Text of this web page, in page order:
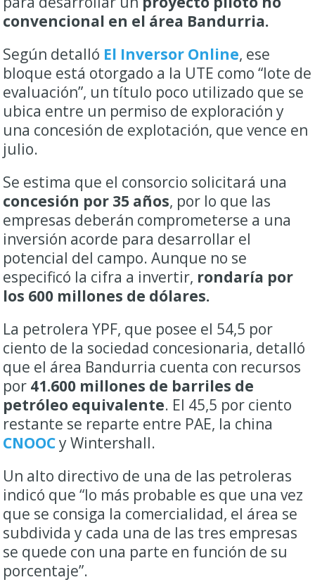
convencional en el área Bandurria.
Según detalló El Inversor Online, ese
bloque está otorgado a la UTE como “lote de
evaluación”, un título poco utilizado que se
ubica entre un permiso de exploración y
una concesión de explotación, que vence en
julio.
Se estima que el consorcio solicitará una
concesión por 35 años, por lo que las
empresas deberán comprometerse a una
inversión acorde para desarrollar el
potencial del campo. Aunque no se
especificó la cifra a invertir, rondaría por
los 600 millones de dólares.
La petrolera YPF, que posee el 54,5 por
ciento de la sociedad concesionaria, detalló
que el área Bandurria cuenta con recursos
por 41.600 millones de barriles de
petróleo equivalente. El 45,5 por ciento
restante se reparte entre PAE, la china
CNOOCy Wintershall.
Un alto directivo de una de las petroleras
indicó que “lo más probable es que una vez
que se consiga la comercialidad, el área se
subdivida y cada una de las tres empresas
se quede con una parte en función de su
porcentaje”.